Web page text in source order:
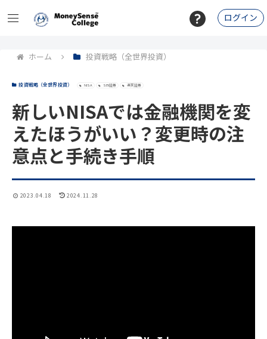
ログイン
ホーム 投資戦略（全世界投資）
投資戦略（全世界投資） NISA SBI証券 楽天証券
新しいNISAでは金融機関を変
えたほうがいい？変更時の注
意点と手続き手順
2023.04.18 2024.11.28